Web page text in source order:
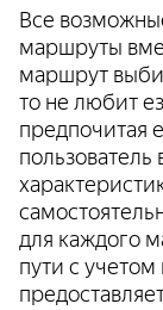
Все
маршруты
маршрут
то не любит
предпочитая
для каждого
пути с